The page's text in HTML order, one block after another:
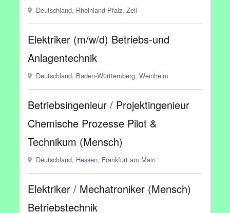
Deutschland, Rheinland-Pfalz, Zell
Elektriker (m/w/d) Betriebs-und
Anlagentechnik
Deutschland, Baden-Württemberg, Weinheim
Betriebsingenieur / Projektingenieur
Chemische Prozesse Pilot &
Technikum (Mensch)
Deutschland, Hessen, Frankfurt am Main
Elektriker / Mechatroniker (Mensch)
Betriebstechnik